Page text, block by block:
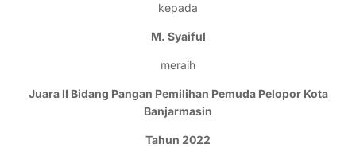
kepada
M. Syaiful
meraih
Juara II Bidang Pangan Pemilihan Pemuda Pelopor Kota
Banjarmasin
Tahun 2022